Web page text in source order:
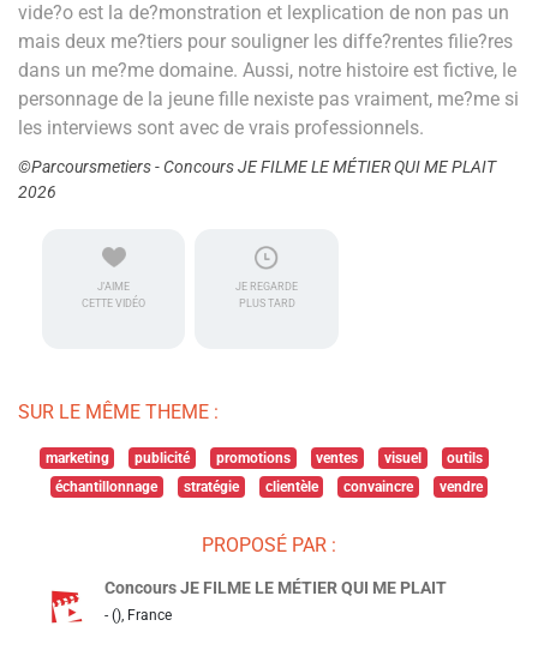
vide?o est la de?monstration et lexplication de non pas un
mais deux me?tiers pour souligner les diffe?rentes filie?res
dans un me?me domaine. Aussi, notre histoire est fictive, le
personnage de la jeune fille nexiste pas vraiment, me?me si
les interviews sont avec de vrais professionnels.
©Parcoursmetiers - Concours JE FILME LE MÉTIER QUI ME PLAIT
2026
J'AIME
CETTE VIDÉO
JE REGARDE
PLUS TARD
SUR LE MÊME THEME :
marketing publicité promotions ventes visuel
outils
échantillonnage
stratégie clientèle convaincre vendre
PROPOSÉ PAR :
Concours JE FILME LE MÉTIER QUI ME PLAIT
- (), France